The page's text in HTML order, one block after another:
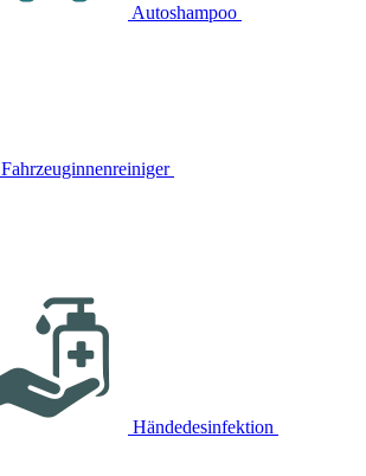
Autoshampoo
Fahrzeuginnenreiniger
Händedesinfektion